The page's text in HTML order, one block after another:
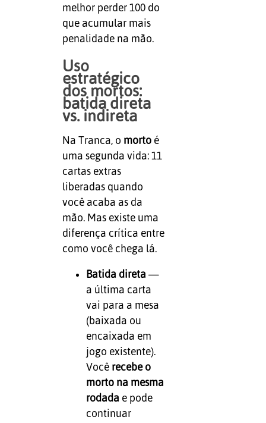
melhor perder 100 do
que acumular mais
penalidade na mão.
Uso
estratégico
dos mortos:
batida direta
vs. indireta
Na Tranca, o mortoé
uma segunda vida: 11
cartas extras
liberadas quando
você acaba as da
mão. Mas existe uma
diferença crítica entre
como você chega lá.
Batida direta —
a última carta
vai para a mesa
(baixada ou
encaixada em
jogo existente).
Você recebe o
morto na mesma
rodada e pode
continuar